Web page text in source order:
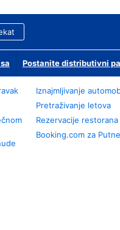
Postanite distributivni
Iznajmljivanje
Pretraživanje letova
Rezervacije restorana
Booking.com za